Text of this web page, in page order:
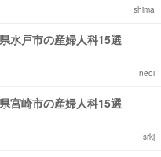
shima
水戸市の産婦人科15選
neoi
宮崎市の産婦人科15選
srkj